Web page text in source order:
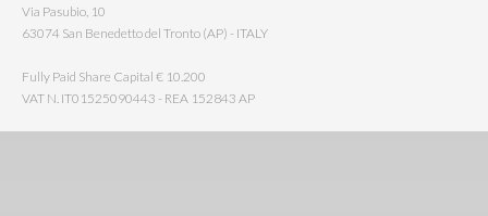
Via Pasubio, 10
63074 San Benedetto del Tronto (AP) - ITALY
Fully Paid Share Capital € 10.200
VAT N. IT01525090443 - REA 152843 AP